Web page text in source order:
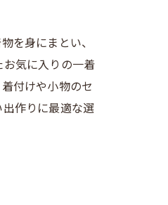
を身にまとい、
気に入りの一着
付けや小物のセ
作りに最適な選